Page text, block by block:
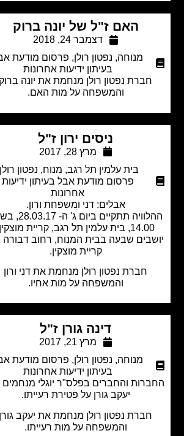
האם ז"ל של יונה ברוק
דצמבר 24, 2018
מנוחה
נפטון רולן,פרסום מודעת אבל
בעיתון ידיעות אחרונות
חברת נפטון רולן מנחמת את יונה ברוק
והמשפחה על מות האם.
ניסים ירון ז"ל
מרץ 28, 2017
בית עלמין תל רגב ,מנוח,נפטון רולן,
פרסום מודעת אבל בעיתון ידיעות
אחרונות
אבלים: דני ומשפחת ורון.
ההלוויה תתקיים ביום ג' ה- 28.03.17, בשעה
יושבים שבעה בבית המנוח, רחוב דבורה 32,
קריית מוצקין.
חברת נפטון רולן מנחמת את דני ורון
והמשפחה על מות אחיו.
דינה גורן ז"ל
מרץ 21, 2017
מנוחה
נפטון רולן,פרסום מודעת אבל
בעיתון ידיעות אחרונות
והחברים בפלס"ר יוגלי מנחמים את
יעקב גורן על פטירת רעייתו.
חברת נפטון רולן מנחמת את יעקב גורן
והמשפחה על מות רעייתו.